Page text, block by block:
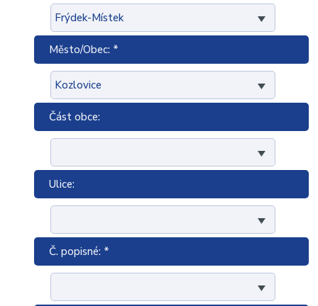
Město/Obec: *
Část obce:
Ulice:
Č. popisné: *